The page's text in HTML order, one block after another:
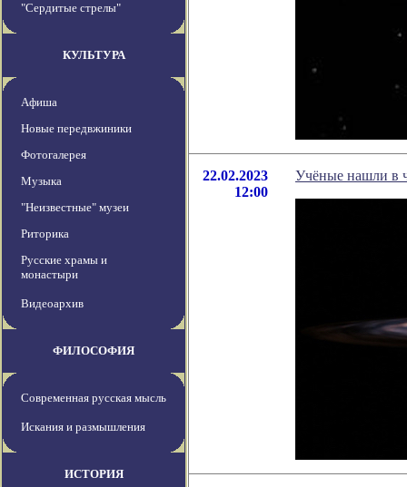
"Сердитые стрелы"
КУЛЬТУРА
Афиша
Новые передвжиники
Фотогалерея
Музыка
"Неизвестные" музеи
Риторика
Русские храмы и
монастыри
Видеоархив
ФИЛОСОФИЯ
Современная русская мысль
Искания и размышления
ИСТОРИЯ
22.02.2023
12:00
Учёные нашли в